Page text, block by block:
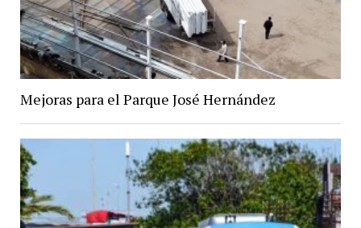
Mejoras para el Parque José Hernández